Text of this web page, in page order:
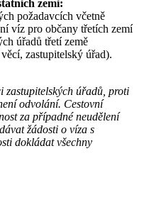
zemí:
požadavcích včetně
víz pro občany třetích zemí
úřadů třetí země
zastupitelský úřad).
zastupitelských úřadů, proti
odvolání. Cestovní
za případné neudělení
žádosti o víza s
dokládat všechny